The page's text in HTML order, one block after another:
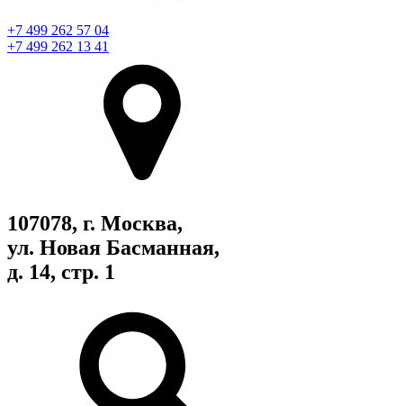
+7 499 262 57 04
+7 499 262 13 41
107078, г. Москва,
ул. Новая Басманная,
д. 14, стр. 1